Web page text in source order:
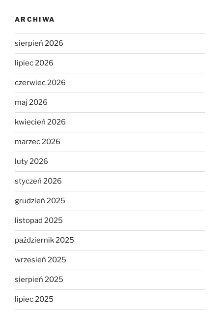
ARCHIWA
sierpień 2026
lipiec 2026
czerwiec 2026
maj 2026
kwiecień 2026
marzec 2026
luty 2026
styczeń 2026
grudzień 2025
listopad 2025
październik 2025
wrzesień 2025
sierpień 2025
lipiec 2025